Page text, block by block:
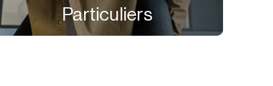
Particuliers